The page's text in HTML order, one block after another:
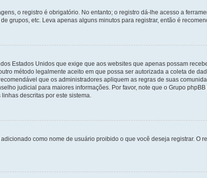
o registro é obrigatório. No entanto; o registro dá-lhe acesso a
grupos, etc. Leva apenas alguns minutos para registrar, então é
Estados Unidos que exige que aos websites que apenas possam
método legalmente aceito em que possa ser autorizada a coleta de
que os administradores apliquem as regras de suas
judicial para maiores informações. Por favor, note que o Grupo
descritas por este sistema.
como nome de usuário proibido o que você deseja registrar. O